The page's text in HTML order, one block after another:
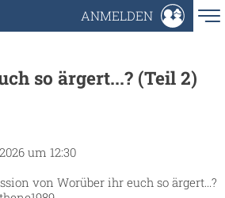
ANMELDEN
so ärgert...? (Teil 2)
um 12:30
von Worüber ihr euch so ärgert...?